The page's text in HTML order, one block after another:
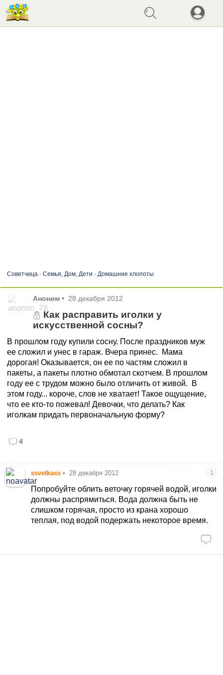
Советчица- Семья, Дом, Дети - Домашние хлопоты
Аноним • 28 декабря 2012
Как расправить иголки у
искусственной сосны?
В прошлом году купили сосну. После праздников муж
ее сложил и унес в гараж. Вчера принес. Мама
дорогая! Оказывается, он ее по частям сложил в
пакеты, а пакеты плотно обмотал скотчем. В прошлом
году ее с трудом можно было отличить от живой. В
этом году... короче, слов не хватает! Такое ощущение,
что ее кто-то пожевал! Девочки, что делать? Как
иголкам придать первоначальную форму?
4
ssvetkass • 28 декабря 2012 1
Попробуйте облить веточку горячей водой, иголки
должны распрямиться. Вода должна быть не
слишком горячая, просто из крана хорошо
теплая, под водой подержать некоторое время.